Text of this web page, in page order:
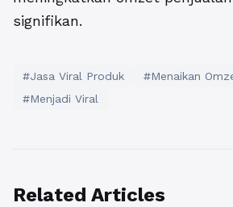
signifikan.
#Jasa Viral Produk
#Menaikan
#Menjadi Viral
Related Articles